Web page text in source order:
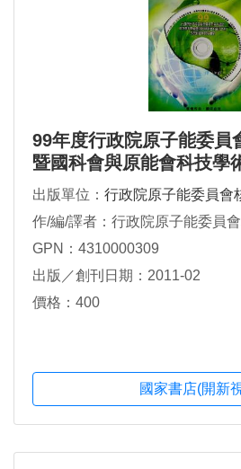
99年度行政院原子能委員
暨國科會與原能會科技學
成果發表會輻應領域論文
出版單位： 行政院原子能委員會
作/編/譯者：行政院原子能委員
GPN：4310000309
出版／創刊日期：2011-02
價格：400
國家書店(開新